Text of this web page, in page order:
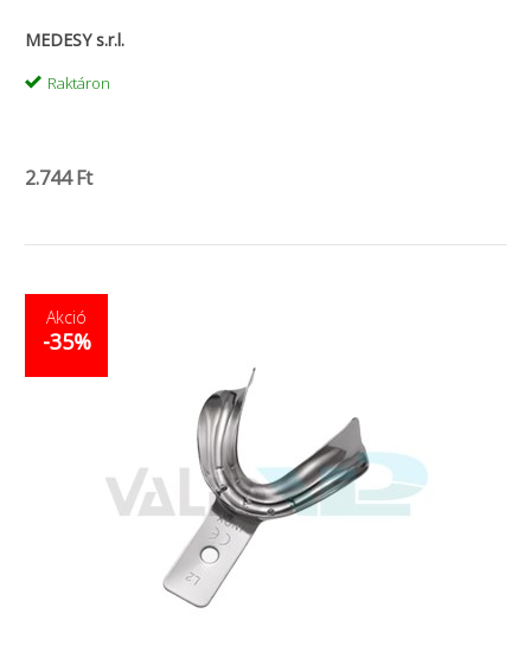
MEDESY s.r.l.
Raktáron
2.744 Ft
Akció
-35%